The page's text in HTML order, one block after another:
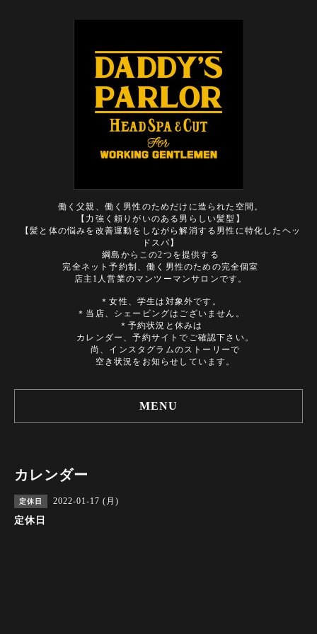
働く父親、働く男性のためだけに造られた空間。
【力強く頼りがいのある男らしい髪型】
【髪と体の悩みを改善運動をしながら解消する男性に特化したヘッ
ドスパ】
綱島からこの2つを提供する
完全ネット予約制、働く男性のための完全個室
店主1人営業のマンツーマンサロンです。
＊女性、学生は対象外です。
＊当店、シェービングはございません。
＊予約状況と休みは
カレンダー、予約サイトでご確認下さい。
尚、インスタグラムのストーリーで
空き状況をお知らせしています。
MENU
カレンダー
定休日 2022-01-17 (月)
定休日